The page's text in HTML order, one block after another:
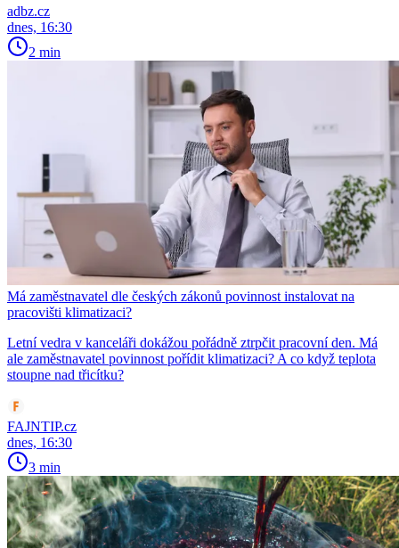
adbz.cz
dnes, 16:30
2 min
Má zaměstnavatel dle českých zákonů povinnost instalovat na
pracovišti klimatizaci?
Letní vedra v kanceláři dokážou pořádně ztrpčit pracovní den. Má
ale zaměstnavatel povinnost pořídit klimatizaci? A co když teplota
stoupne nad třicítku?
FAJNTIP.cz
dnes, 16:30
3 min